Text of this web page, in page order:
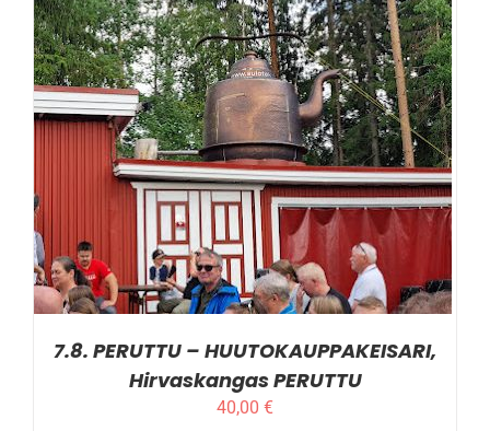
LISÄTIEDOT
7.8. PERUTTU – HUUTOKAUPPAKEISARI,
Hirvaskangas PERUTTU
40,00 €